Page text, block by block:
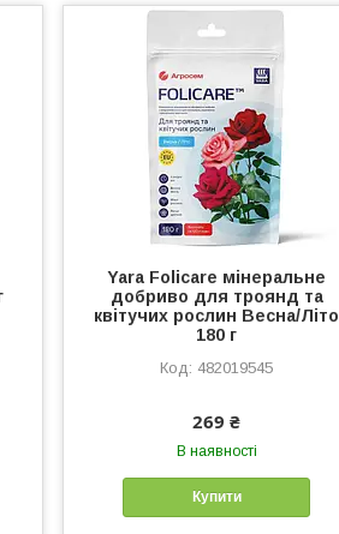
Yara Folicare мінеральне
добриво для троянд та
квітучих рослин Весна/Літо
180 г
482019545
269 ₴
В наявності
Купити